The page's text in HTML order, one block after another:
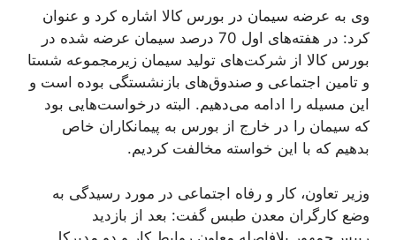
وی به عرضه سیمان در بورس کالا اشاره کرد و عنوان
کرد: در هفته‌های اول 70 درصد سیمان عرضه شده در
بورس کالا از شرکت‌های تولید سیمان زیرمجموعه شستا
و تامین اجتماعی و صندوق‌های بازنشستگی بوده است و
این مسيله را ادامه می‌دهیم. البته درخواست‌هایی بود
که سیمان را در خارج از بورس به پیمانکاران خاص
بدهیم که با این خواسته مخالفت کردیم.
وزیر تعاون، کار و رفاه اجتماعی در مورد رسیدگی به
وضع کارگران معدن طبس گفت: بعد از بازدید